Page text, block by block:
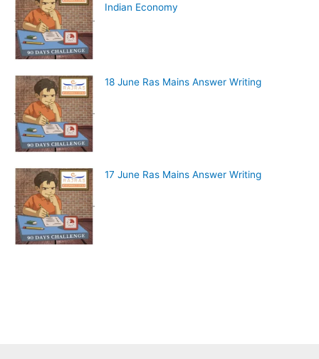
Indian Economy
18 June Ras Mains Answer Writing
17 June Ras Mains Answer Writing